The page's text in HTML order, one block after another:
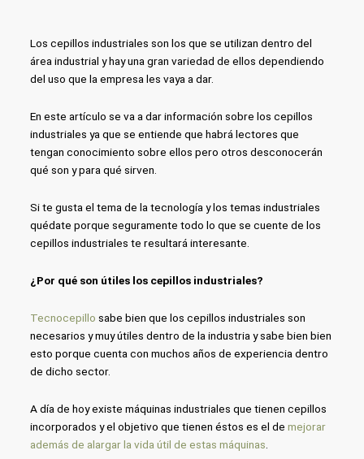
Los cepillos industriales son los que se utilizan dentro del
área industrial y hay una gran variedad de ellos dependiendo
del uso que la empresa les vaya a dar.
En este artículo se va a dar información sobre los cepillos
industriales ya que se entiende que habrá lectores que
tengan conocimiento sobre ellos pero otros desconocerán
qué son y para qué sirven.
Si te gusta el tema de la tecnología y los temas industriales
quédate porque seguramente todo lo que se cuente de los
cepillos industriales te resultará interesante.
¿Por qué son útiles los cepillos industriales?
Tecnocepillo sabe bien que los cepillos industriales son
necesarios y muy útiles dentro de la industria y sabe bien bien
esto porque cuenta con muchos años de experiencia dentro
de dicho sector.
A día de hoy existe máquinas industriales que tienen cepillos
incorporados y el objetivo que tienen éstos es el de mejorar
además de alargar la vida útil de estas máquinas